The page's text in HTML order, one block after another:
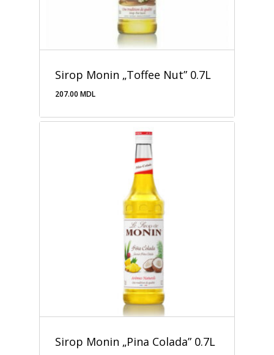
Sirop Monin „Toffee Nut” 0.7L
207.00 MDL
Sirop Monin „Pina Colada” 0.7L